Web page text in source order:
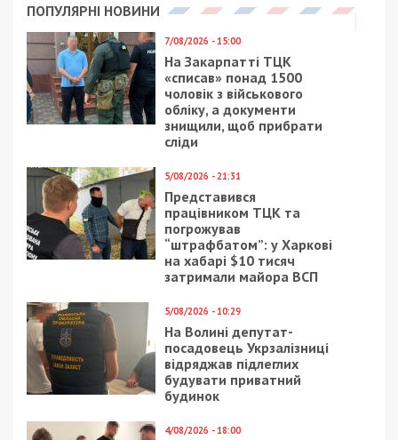
ПОПУЛЯРНІ НОВИНИ
7/08/2026 - 15:00
На Закарпатті ТЦК
«списав» понад 1500
чоловік з військового
обліку, а документи
знищили, щоб прибрати
сліди
5/08/2026 - 21:31
Представився
працівником ТЦК та
погрожував
“штрафбатом”: у Харкові
на хабарі $10 тисяч
затримали майора ВСП
5/08/2026 - 10:29
На Волині депутат-
посадовець Укрзалізниці
відряджав підлеглих
будувати приватний
будинок
4/08/2026 - 18:00